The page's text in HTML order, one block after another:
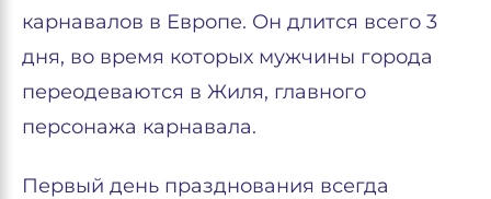
карнавалов в Европе. Он длится всего 3
дня, во время которых мужчины города
переодеваются в Жиля, главного
персонажа карнавала.
Первый день празднования всегда